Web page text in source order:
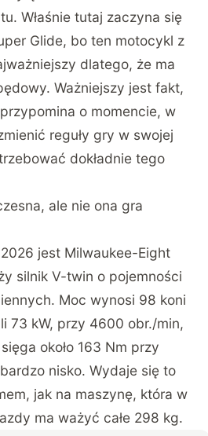
Właśnie tutaj zaczyna się
Glide, bo ten motocykl z
dlatego, że ma
Ważniejszy jest fakt,
o momencie, w
reguły gry w swojej
dokładnie tego
ale nie ona gra
jest Milwaukee-Eight
silnik V-twin o pojemności
Moc wynosi 98 koni
73 kW, przy 4600 obr./min,
około 163 Nm przy
nisko. Wydaje się to
jak na maszynę, która w
ma ważyć całe 298 kg.